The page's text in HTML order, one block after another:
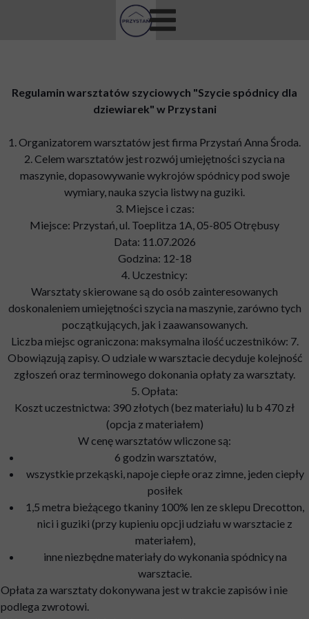
Regulamin warsztatów szyciowych "Szycie spódnicy dla
dziewiarek" w Przystani
1. Organizatorem warsztatów jest firma Przystań Anna Środa.
2. Celem warsztatów jest rozwój umiejętności szycia na
maszynie, dopasowywanie wykrojów spódnicy pod swoje
wymiary, nauka szycia listwy na guziki.
3. Miejsce i czas:
Miejsce: Przystań, ul. Toeplitza 1A, 05-805 Otrębusy
Data: 11.07.2026
Godzina: 12-18
4. Uczestnicy:
Warsztaty skierowane są do osób zainteresowanych
doskonaleniem umiejętności szycia na maszynie, zarówno tych
początkujących, jak i zaawansowanych.
Liczba miejsc ograniczona: maksymalna ilość uczestników: 7.
Obowiązują zapisy. O udziale w warsztacie decyduje kolejność
zgłoszeń oraz terminowego dokonania opłaty za warsztaty.
5. Opłata:
Koszt uczestnictwa: 390 złotych (bez materiału) lu b 470 zł
(opcja z materiałem)
W cenę warsztatów wliczone są:
6 godzin warsztatów,
wszystkie przekąski, napoje ciepłe oraz zimne, jeden ciepły
posiłek
1,5 metra bieżącego tkaniny 100% len ze sklepu Drecotton,
nici i guziki (przy kupieniu opcji udziału w warsztacie z
materiałem),
inne niezbędne materiały do wykonania spódnicy na
warsztacie.
Opłata za warsztaty dokonywana jest w trakcie zapisów i nie
podlega zwrotowi.